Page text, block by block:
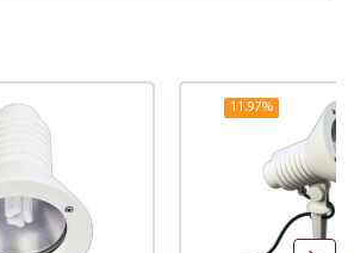
11.97%